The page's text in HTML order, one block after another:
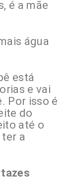
é a mãe
água
está
e vai
Por isso é
do
até o
a